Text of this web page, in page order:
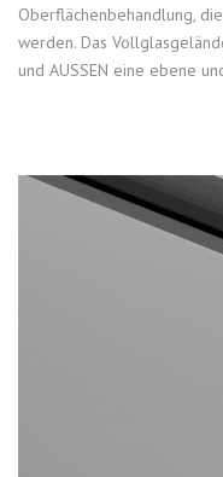
Oberflächenbehandlung,
werden. Das
und AUSSEN eine ebene